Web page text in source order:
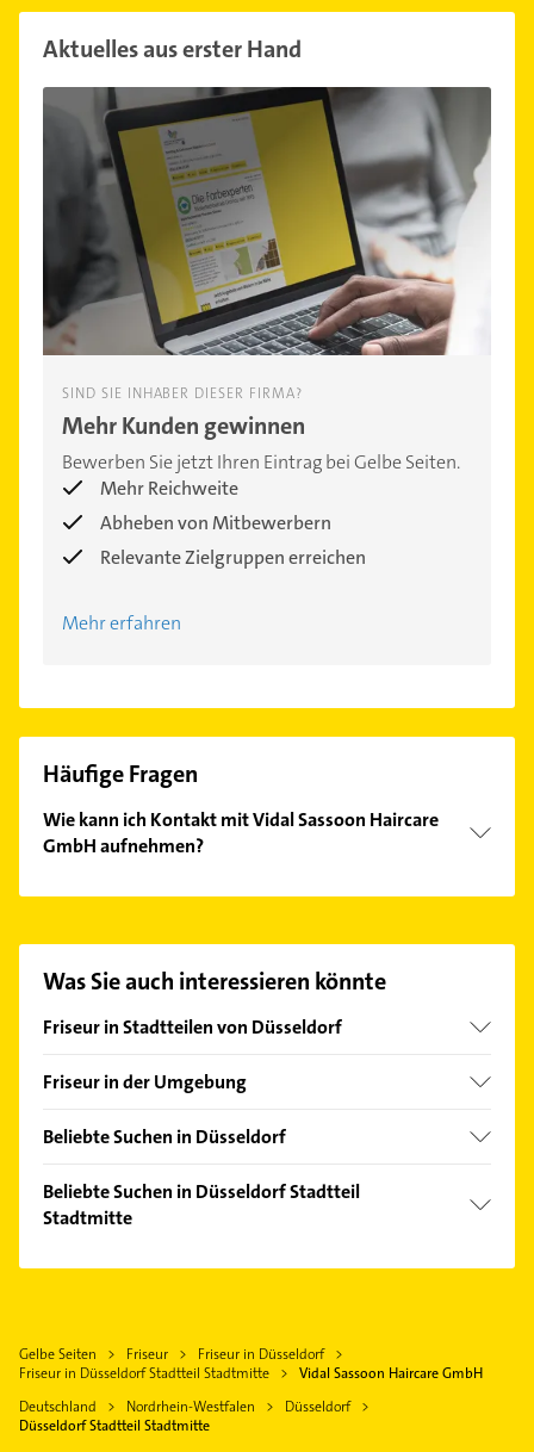
Aktuelles aus erster Hand
SIND SIE INHABER DIESER FIRMA?
Mehr Kunden gewinnen
Bewerben Sie jetzt Ihren Eintrag bei Gelbe Seiten.
Mehr Reichweite
Abheben von Mitbewerbern
Relevante Zielgruppen erreichen
Mehr erfahren
Häufige Fragen
Wie kann ich Kontakt mit Vidal Sassoon Haircare
GmbH aufnehmen?
passenden Kontaktmöglichkeiten wie Adresse oder
Hier finden Sie alleKontaktdaten
Was Sie auch interessieren könnte
Friseur in Stadtteilen von Düsseldorf
Altstadt
Benrath
Carlstadt
Derendorf
Flingern Süd
Friedrichstadt
Garath
Friseur in der Umgebung
Neuss
Erkrath
Ratingen
Dormagen
Willich
Beliebte Suchen in Düsseldorf
Kanalreinigung
Heizung & Sanitär
Kammerjäger
Phoniatrie
Logopädie
Beliebte Suchen in Düsseldorf Stadtteil
Stadtmitte
Heizungsbauer
Heizungsfirmen
Kammerjäger
Gelbe Seiten Friseur
Friseur in Düsseldorf
Friseur in Düsseldorf Stadtteil Stadtmitte
Vidal Sassoon Haircare GmbH
Deutschland
Nordrhein-Westfalen
Düsseldorf
Düsseldorf Stadtteil Stadtmitte